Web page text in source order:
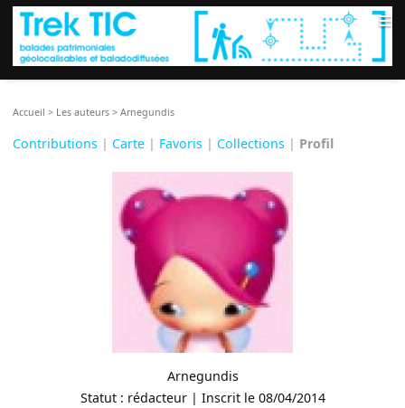
≡
Accueil > Les auteurs >Arnegundis
Contributions | Carte | Favoris | Collections | Profil
Arnegundis
Statut : rédacteur | Inscrit le 08/04/2014